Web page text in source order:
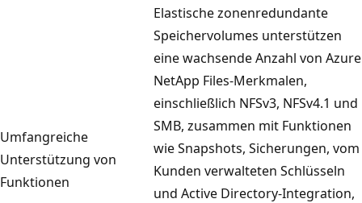
Umfangreiche
Unterstützung von
Funktionen
Elastische zonenredundante
Speichervolumes unterstützen
eine wachsende Anzahl von Azure
NetApp Files-Merkmalen,
einschließlich NFSv3, NFSv4.1 und
SMB, zusammen mit Funktionen
wie Snapshots, Sicherungen, vom
Kunden verwalteten Schlüsseln
und Active Directory-Integration,